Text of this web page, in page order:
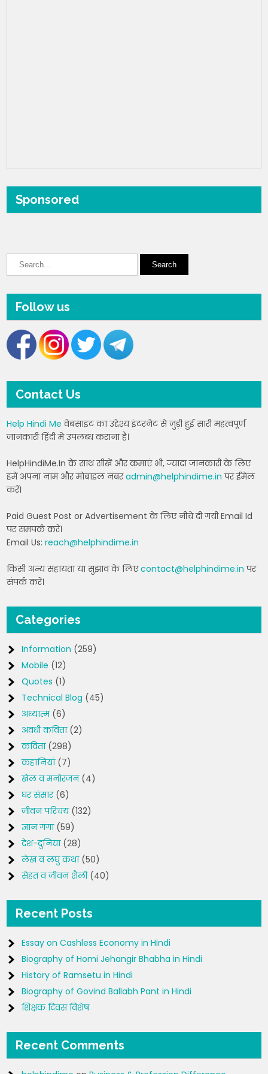
Sponsored
Follow us
Contact Us
Help Hindi Me वेबसाइट का उद्देश्य इंटरनेट से जुड़ी हुई सारी महत्वपूर्ण
जानकारी हिंदी में उपलब्ध कराना है।
HelpHindiMe.In के साथ सीखें और कमाएं भी, ज्यादा जानकारी के लिए
हमें अपना नाम और मोबाइल नंबरadmin@helphindime.in पर ईमेल
करें।
Paid Guest Post or Advertisement के लिए नीचे दी गयी Email Id
पर समपर्क करें।
Email Us:reach@helphindime.in
किसी अन्य सहायता या सुझाव के लिएcontact@helphindime.in पर
संपर्क करें।
Categories
Information (259)
Mobile (12)
Quotes (1)
Technical Blog (45)
अध्यात्म(6)
अवधी कविता(2)
कविता(298)
कहानियां(7)
खेल व मनोरंजन(4)
घर संसार(6)
जीवन परिचय(132)
ज्ञान गंगा(59)
देश-दुनिया(28)
लेख व लघु कथा(50)
सेहत व जीवन शैली(40)
Recent Posts
Essay on Cashless Economy in Hindi
Biography of Homi Jehangir Bhabha in Hindi
History of Ramsetu in Hindi
Biography of Govind Ballabh Pant in Hindi
शिक्षक दिवस विशेष
Recent Comments